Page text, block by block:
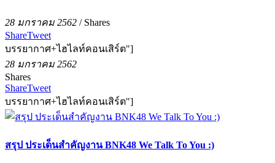
28 มกราคม 2562 / Shares
ShareTweet
บรรยากาศ+ไฮไลท์คอนเสิร์ต"]
28 มกราคม 2562
Shares
ShareTweet
บรรยากาศ+ไฮไลท์คอนเสิร์ต"]
สรุป ประเด็นสำคัญงาน BNK48 We Talk To You :)